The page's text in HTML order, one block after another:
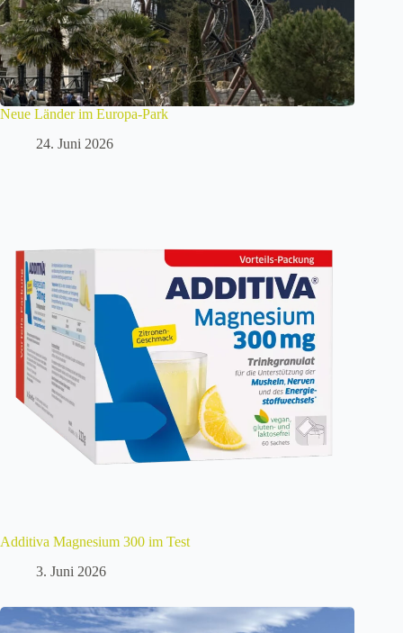
Neue Länder im Europa-Park
24. Juni 2026
Additiva Magnesium 300 im Test
3. Juni 2026